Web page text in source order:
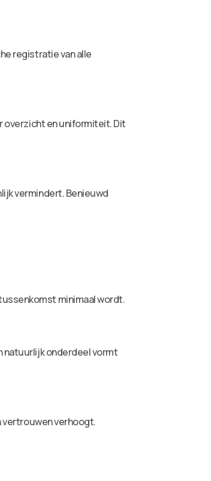
registratie van alle
overzicht en uniformiteit. Dit
vermindert. Benieuwd
minimaal wordt.
natuurlijk onderdeel vormt
vertrouwen verhoogt.